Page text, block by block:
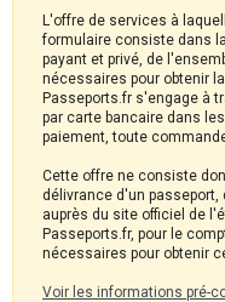
L'offre de services à
formulaire consiste dans
payant et privé, de
nécessaires pour obtenir
Passeports.fr s'engage à
par carte bancaire dans
paiement, toute
Cette offre ne consiste
délivrance d'un
auprès du site officiel de
Passeports.fr, pour le
nécessaires pour obtenir
Voir les informations pré-